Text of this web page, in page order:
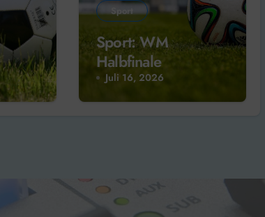
Sport
Sport: WM
Halbfinale
Juli 16, 2026